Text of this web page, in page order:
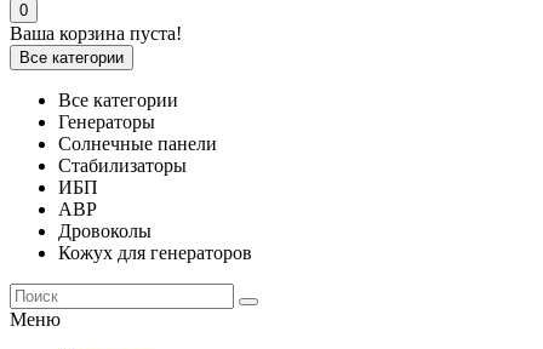
0
Ваша корзина пуста!
Все категории
Все категории
Генераторы
Солнечные панели
Стабилизаторы
ИБП
АВР
Дровоколы
Кожух для генераторов
Меню